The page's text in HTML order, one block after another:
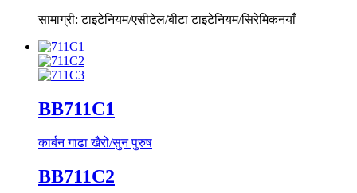
सामाग्री: टाइटेनियम/एसीटेल/बीटा टाइटेनियम/सिरेमिकनयाँ
BB711C1
कार्बन गाढा खैरो/सुन पुरुष
BB711C2